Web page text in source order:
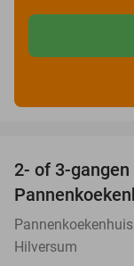
2- of 3-
Hilversum